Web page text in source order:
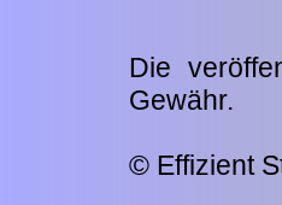
Die
Gewähr.
© Effizient